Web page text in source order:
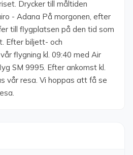
Drycker till måltiden
- Adana På morgonen, efter
till flygplatsen på den tid som
Efter biljett- och
flygning kl. 09:40 med Air
SM 9995. Efter ankomst kl.
vår resa. Vi hoppas att få se